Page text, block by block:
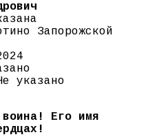
Запорожской
указано
воина! Его имя